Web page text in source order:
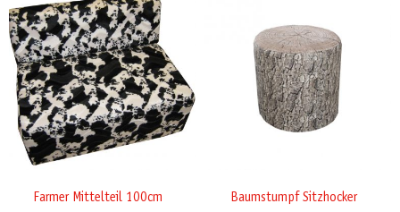
Farmer Mittelteil 100cm
Baumstumpf Sitzhocker